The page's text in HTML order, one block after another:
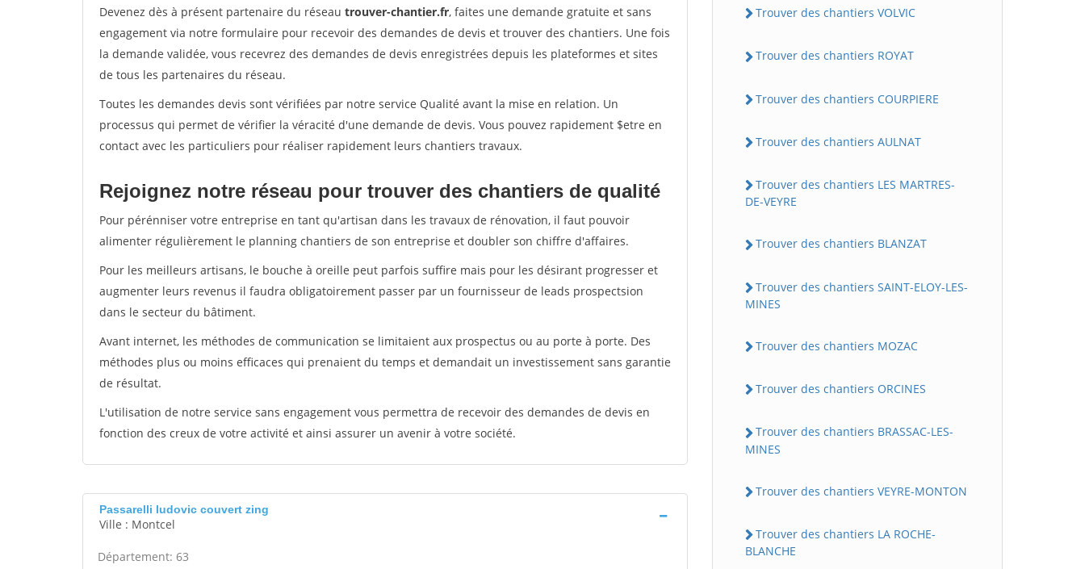
Devenez dès à présent partenaire du réseau trouver-chantier.fr, faites une demande gratuite et sans
engagement via notre formulaire pour recevoir des demandes de devis et trouver des chantiers. Une fois
la demande validée, vous recevrez des demandes de devis enregistrées depuis les plateformes et sites
de tous les partenaires du réseau.
Toutes les demandes devis sont vérifiées par notre service Qualité avant la mise en relation. Un
processus qui permet de vérifier la véracité d'une demande de devis. Vous pouvez rapidement $etre en
contact avec les particuliers pour réaliser rapidement leurs chantiers travaux.
Rejoignez notre réseau pour trouver des chantiers de qualité
Pour pérénniser votre entreprise en tant qu'artisan dans les travaux de rénovation, il faut pouvoir
alimenter régulièrement le planning chantiers de son entreprise et doubler son chiffre d'affaires.
Pour les meilleurs artisans, le bouche à oreille peut parfois suffire mais pour les désirant progresser et
augmenter leurs revenus il faudra obligatoirement passer par un fournisseur de leads prospectsion
dans le secteur du bâtiment.
Avant internet, les méthodes de communication se limitaient aux prospectus ou au porte à porte. Des
méthodes plus ou moins efficaces qui prenaient du temps et demandait un investissement sans garantie
de résultat.
L'utilisation de notre service sans engagement vous permettra de recevoir des demandes de devis en
fonction des creux de votre activité et ainsi assurer un avenir à votre société.
Passarelli ludovic couvert zing
Ville : Montcel
Département: 63
Trouver des chantiers VOLVIC
Trouver des chantiers ROYAT
Trouver des chantiers COURPIERE
Trouver des chantiers AULNAT
Trouver des chantiers LES MARTRES-
DE-VEYRE
Trouver des chantiers BLANZAT
Trouver des chantiers SAINT-ELOY-LES-
MINES
Trouver des chantiers MOZAC
Trouver des chantiers ORCINES
Trouver des chantiers BRASSAC-LES-
MINES
Trouver des chantiers VEYRE-MONTON
Trouver des chantiers LA ROCHE-
BLANCHE